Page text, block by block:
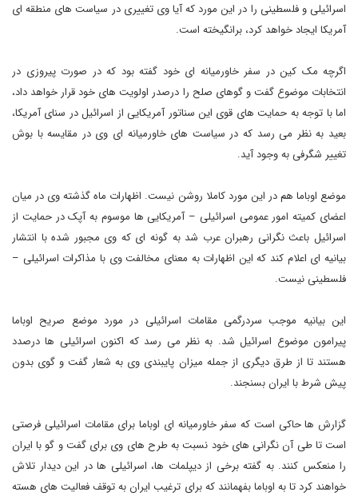
اسرائیلی و فلسطینی را در این مورد که آیا وی تغییری در سیاست های منطقه ای
آمریکا ایجاد خواهد کرد، برانگیخته است.
اگرچه مک کین در سفر خاورمیانه ای خود گفته بود که در صورت پیروزی در
انتخابات موضوع گفت و گوهای صلح را درصدر اولویت های خود قرار خواهد داد،
اما با توجه به حمایت های قوی این سناتور آمریکایی از اسرائیل در سنای آمریکا،
بعید به نظر می رسد که در سیاست های خاورمیانه ای وی در مقایسه با بوش
تغییر شگرفی به وجود آید.
موضع اوباما هم در این مورد کاملا روشن نیست. اظهارات ماه گذشته وی در میان
اعضای کمیته امور عمومی اسرائیلی – آمریکایی ها موسوم به آپک در حمایت از
اسرائیل باعث نگرانی رهبران عرب شد به گونه ای که وی مجبور شده با انتشار
بیانیه ای اعلام کند که این اظهارات به معنای مخالفت وی با مذاکرات اسرائیلی –
فلسطینی نیست.
این بیانیه موجب سردرگمی مقامات اسرائیلی در مورد موضع صریح اوباما
پیرامون موضوع اسرائیل شد. به نظر می رسد که اکنون اسرائیلی ها درصدد
هستند تا از طرق دیگری از جمله میزان پایبندی وی به شعار گفت و گوی بدون
پیش شرط با ایران بسنجند.
گزارش ها حاکی است که سفر خاورمیانه ای اوباما برای مقامات اسرائیلی فرصتی
است تا طی آن نگرانی های خود نسبت به طرح های وی برای گفت و گو با ایران
را منعکس کنند. به گفته برخی از دیپلمات ها، اسرائیلی ها در این دیدار تلاش
خواهند کرد تا به اوباما بفهمانند که برای ترغیب ایران به توقف فعالیت های هسته